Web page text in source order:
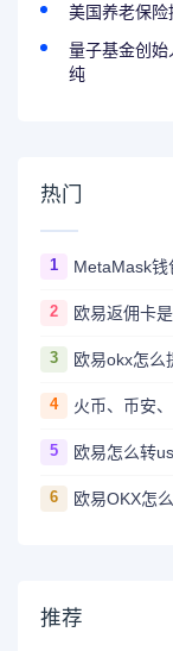
美国养老保
量子基金创
纯
热门
1 MetaMask钱
2 欧易返佣卡
3 欧易okx怎么
4 火币、币安
5 欧易怎么转
6 欧易OKX怎
推荐